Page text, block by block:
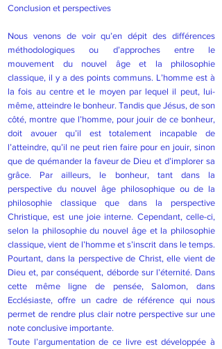
Conclusion et perspectives
Nous venons de voir qu’en dépit des différences
méthodologiques ou d’approches entre le
mouvement du nouvel âge et la philosophie
classique, il y a des points communs. L’homme est à
la fois au centre et le moyen par lequel il peut, lui-
même, atteindre le bonheur. Tandis que Jésus, de son
côté, montre que l’homme, pour jouir de ce bonheur,
doit avouer qu’il est totalement incapable de
l’atteindre, qu’il ne peut rien faire pour en jouir, sinon
que de quémander la faveur de Dieu et d’implorer sa
grâce. Par ailleurs, le bonheur, tant dans la
perspective du nouvel âge philosophique ou de la
philosophie classique que dans la perspective
Christique, est une joie interne. Cependant, celle-ci,
selon la philosophie du nouvel âge et la philosophie
classique, vient de l’homme et s’inscrit dans le temps.
Pourtant, dans la perspective de Christ, elle vient de
Dieu et, par conséquent, déborde sur l’éternité. Dans
cette même ligne de pensée, Salomon, dans
Ecclésiaste, offre un cadre de référence qui nous
permet de rendre plus clair notre perspective sur une
note conclusive importante.
Toute l’argumentation de ce livre est développée à